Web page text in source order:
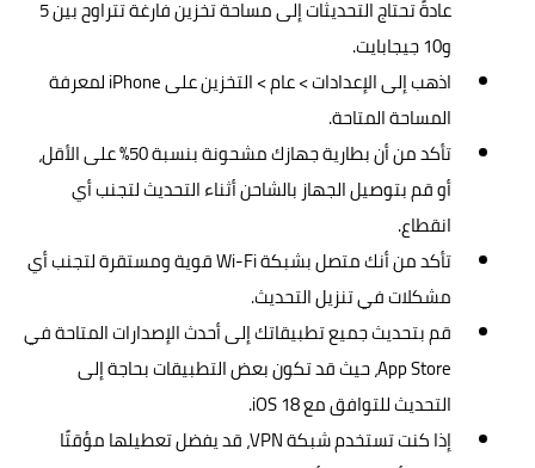
عادةً تحتاج التحديثات إلى مساحة تخزين فارغة تتراوح بين 5
و10 جيجابايت.
اذهب إلى الإعدادات > عام > التخزين على iPhone لمعرفة
المساحة المتاحة.
تأكد من أن بطارية جهازك مشحونة بنسبة 50% على الأقل،
أو قم بتوصيل الجهاز بالشاحن أثناء التحديث لتجنب أي
انقطاع.
تأكد من أنك متصل بشبكة Wi-Fi قوية ومستقرة لتجنب أي
مشكلات في تنزيل التحديث.
قم بتحديث جميع تطبيقاتك إلى أحدث الإصدارات المتاحة في
App Store، حيث قد تكون بعض التطبيقات بحاجة إلى
التحديث للتوافق مع iOS 18.
إذا كنت تستخدم شبكة VPN، قد يفضل تعطيلها مؤقتًا